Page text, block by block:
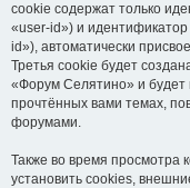
cookie содержат только
«user-id») и
id»), автоматически
Третья cookie будет
«Форум Селятино» и будет
прочтённых вами темах,
форумами.
Также во время
установить cookies,